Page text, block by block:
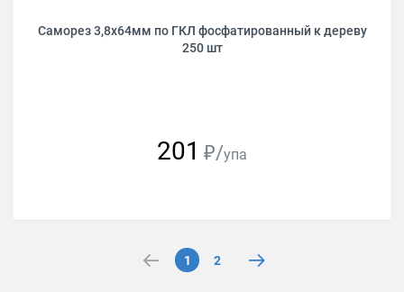
Саморез 3,8х64мм по ГКЛ фосфатированный к дереву
250 шт
201 ₽/упа
1 2